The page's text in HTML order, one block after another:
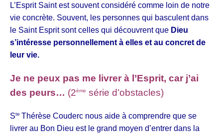
L’Esprit Saint est souvent considéré comme loin de notre
vie concrète. Souvent, les personnes qui basculent dans
le Saint Esprit sont celles qui découvrent que Dieu
s’intéresse personnellement à elles et au concret de
leur vie.
Je ne peux pas me livrer à l’Esprit, car j’ai
des peurs… (2ème série d’obstacles)
Ste Thérèse Couderc nous aide à comprendre que se
livrer au Bon Dieu est le grand moyen d’entrer dans la